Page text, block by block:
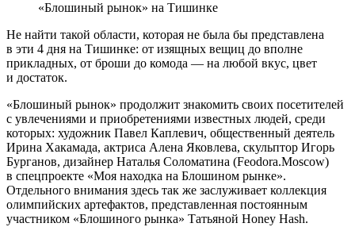
«Блошиный рынок» на Тишинке
Не найти такой области, которая не была бы представлена
в эти 4 дня на Тишинке: от изящных вещиц до вполне
прикладных, от броши до комода — на любой вкус, цвет
и достаток.
«Блошиный рынок» продолжит знакомить своих посетителей
с увлечениями и приобретениями известных людей, среди
которых: художник Павел Каплевич, общественный деятель
Ирина Хакамада, актриса Алена Яковлева, скульптор Игорь
Бурганов, дизайнер Наталья Соломатина (Feodora.Moscow)
в спецпроекте «Моя находка на Блошином рынке».
Отдельного внимания здесь так же заслуживает коллекция
олимпийских артефактов, представленная постоянным
участником «Блошиного рынка» Татьяной Honey Hash.